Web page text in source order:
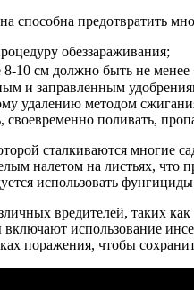
способна предотвратить
обеззараживания;
8-10 см должно быть не
и заправленным
удалению методом
поливать,
сталкиваются многие
налетом на листьях,
использовать
вредителей, таких
использование
поражения, чтобы